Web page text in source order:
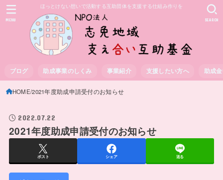
ほっとけない想いで活動する互助団体を支援する仕組み作りを
ブログ 助成事業のしくみ 事業紹介 支援したい方へ 助成
SEARCH
MENU
HOME 2021年度助成申請受付のお知らせ
2022.07.22
2021年度助成申請受付のお知らせ
ポスト シェア 送る